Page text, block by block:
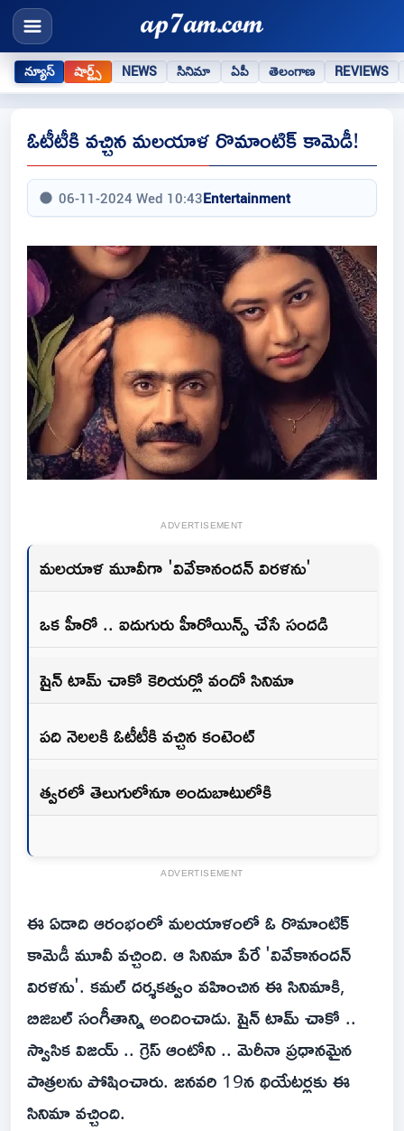
న్యూస్ షార్ట్స్ NEWS సినిమా ఏపీ తెలంగాణ REVIEWS
ఓటీటీకి వచ్చిన మలయాళ రొమాంటిక్ కామెడీ!
06-11-2024 Wed 10:43Entertainment
ADVERTISEMENT
మలయాళ మూవీగా 'వివేకానందన్ విరళను'
ఒక హీరో .. ఐదుగురు హీరోయిన్స్ చేసే సందడి
షైన్ టామ్ చాకో కెరియర్లో వందో సినిమా
పది నెలలకి ఓటీటీకి వచ్చిన కంటెంట్
త్వరలో తెలుగులోనూ అందుబాటులోకి
ADVERTISEMENT
ఈ ఏడాది ఆరంభంలో మలయాళంలో ఓ రొమాంటిక్
కామెడీ మూవీ వచ్చింది. ఆ సినిమా పేరే 'వివేకానందన్
విరళను'. కమల్ దర్శకత్వం వహించిన ఈ సినిమాకి,
బిజిబల్ సంగీతాన్ని అందించాడు. షైన్ టామ్ చాకో ..
స్వాసిక విజయ్ .. గ్రెస్ ఆంటోని .. మెరీనా ప్రధానమైన
పాత్రలను పోషించారు. జనవరి 19న థియేటర్లకు ఈ
సినిమా వచ్చింది.